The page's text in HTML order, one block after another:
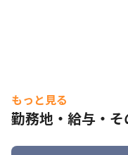
仕様策定は企画/運営が主
線、およびユーザ目線で
インについても、デザイ
もっと見る
勤務地・給与・